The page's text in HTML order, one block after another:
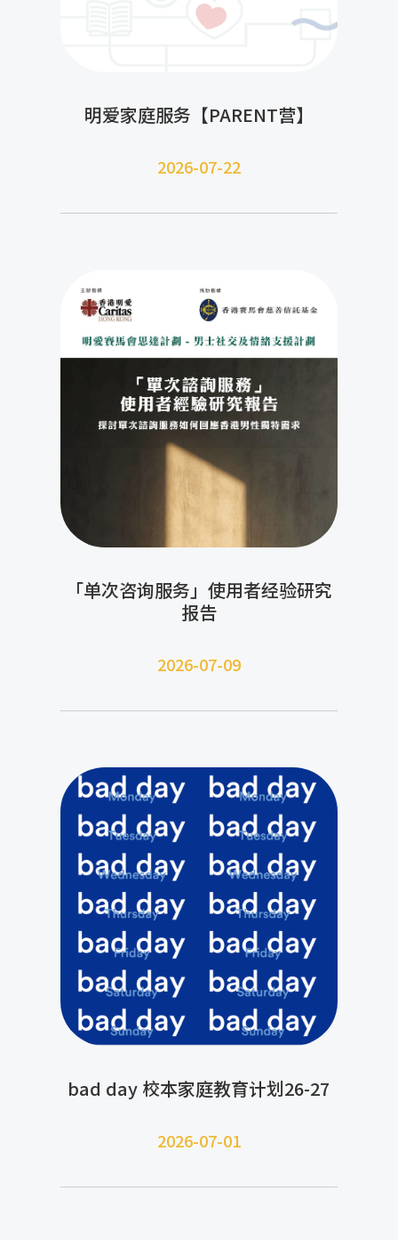
明爱家庭服务【PARENT营】
2026-07-22
「单次咨询服务」使用者经验研究
报告
2026-07-09
bad day 校本家庭教育计划26-27
2026-07-01